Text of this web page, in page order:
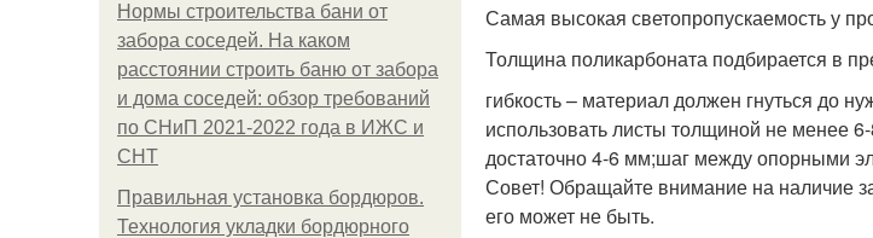
Нормы строительства бани от
забора соседей. На каком
расстоянии строить баню от забора
и дома соседей: обзор требований
по СНиП 2021-2022 года в ИЖС и
СНТ
Правильная установка бордюров.
Технология укладки бордюрного
Самая высокая светопропускаемость у
Толщина поликарбоната подбирается в
гибкость – материал должен гнуться до
использовать листы толщиной не менее
достаточно 4-6 мм;шаг между опорными
Совет! Обращайте внимание на наличие
его может не быть.